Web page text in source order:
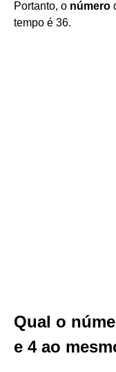
Portanto, o número
tempo é 36.
Qual o
e 4 ao